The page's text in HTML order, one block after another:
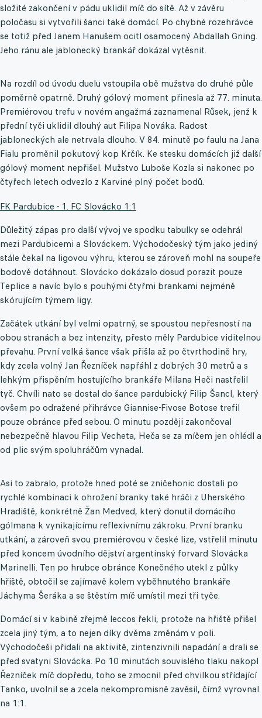
složité zakončení v pádu uklidil míč do sítě. Až v závěru
poločasu si vytvořili šanci také domácí. Po chybné rozehrávce
se totiž před Janem Hanušem ocitl osamocený Abdallah Gning.
Jeho ránu ale jablonecký brankář dokázal vytěsnit.
Na rozdíl od úvodu duelu vstoupila obě mužstva do druhé půle
poměrně opatrně. Druhý gólový moment přinesla až 77. minuta.
Premiérovou trefu v novém angažmá zaznamenal Růsek, jenž k
přední tyči uklidil dlouhý aut Filipa Nováka. Radost
jabloneckých ale netrvala dlouho. V 84. minutě po faulu na Jana
Fialu proměnil pokutový kop Krčík. Ke stesku domácích již další
gólový moment nepřišel. Mužstvo Luboše Kozla si nakonec po
čtyřech letech odvezlo z Karviné plný počet bodů.
FK Pardubice - 1. FC Slovácko 1:1
Důležitý zápas pro další vývoj ve spodku tabulky se odehrál
mezi Pardubicemi a Slováckem. Východočeský tým jako jediný
stále čekal na ligovou výhru, kterou se zároveň mohl na soupeře
bodově dotáhnout. Slovácko dokázalo dosud porazit pouze
Teplice a navíc bylo s pouhými čtyřmi brankami nejméně
skórujícím týmem ligy.
Začátek utkání byl velmi opatrný, se spoustou nepřesností na
obou stranách a bez intenzity, přesto měly Pardubice viditelnou
převahu. První velká šance však přišla až po čtvrthodině hry,
kdy zcela volný Jan Řezníček napřáhl z dobrých 30 metrů a s
lehkým přispěním hostujícího brankáře Milana Heči nastřelil
tyč. Chvíli nato se dostal do šance pardubický Filip Šancl, který
ovšem po odražené přihrávce Giannise-Fivose Botose trefil
pouze obránce před sebou. O minutu později zakončoval
nebezpečně hlavou Filip Vecheta, Heča se za míčem jen ohlédl a
od plic svým spoluhráčům vynadal.
Asi to zabralo, protože hned poté se zničehonic dostali po
rychlé kombinaci k ohrožení branky také hráči z Uherského
Hradiště, konkrétně Žan Medved, který donutil domácího
gólmana k vynikajícímu reflexivnímu zákroku. První branku
utkání, a zároveň svou premiérovou v české lize, vstřelil minutu
před koncem úvodního dějství argentinský forvard Slovácka
Marinelli. Ten po hrubce obránce Konečného utekl z půlky
hřiště, obtočil se zajímavě kolem vyběhnutého brankáře
Jáchyma Šeráka a se štěstím míč umístil mezi tři tyče.
Domácí si v kabině zřejmě leccos řekli, protože na hřiště přišel
zcela jiný tým, a to nejen díky dvěma změnám v poli.
Východočeši přidali na aktivitě, zintenzivnili napadání a drali se
před svatyni Slovácka. Po 10 minutách souvislého tlaku nakopl
Řezníček míč dopředu, toho se zmocnil před chvilkou střídající
Tanko, uvolnil se a zcela nekompromisně zavěsil, čímž vyrovnal
na 1:1.